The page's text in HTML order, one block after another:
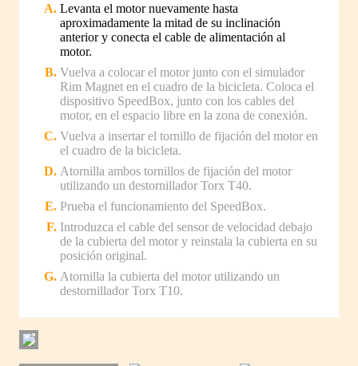
Levanta el motor nuevamente hasta
aproximadamente la mitad de su inclinación
anterior y conecta el cable de alimentación al
motor.
Vuelva a colocar el motor junto con el simulador
Rim Magnet en el cuadro de la bicicleta. Coloca el
dispositivo SpeedBox, junto con los cables del
motor, en el espacio libre en la zona de conexión.
Vuelva a insertar el tornillo de fijación del motor en
el cuadro de la bicicleta.
Atornilla ambos tornillos de fijación del motor
utilizando un destornillador Torx T40.
Prueba el funcionamiento del SpeedBox.
Introduzca el cable del sensor de velocidad debajo
de la cubierta del motor y reinstala la cubierta en su
posición original.
Atornilla la cubierta del motor utilizando un
destornillador Torx T10.